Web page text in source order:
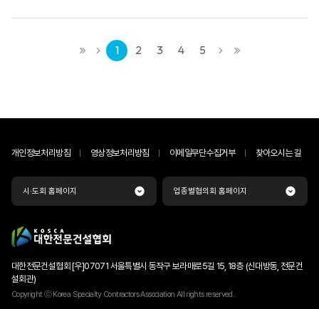
1 2 3 4 5
개인정보처리방침 영상정보처리방침 이메일무단수집거부 찾아오시는 길
시·도회 홈페이지 업종별협의회 홈페이지
대한전문건설협회 [우]07071 서울특별시 동작구 보라매로5길 15, 18층 (신대방동, 전문건
설회관)
Copyright ⓒ Korea Specialty Contractors Association All rights reserved.